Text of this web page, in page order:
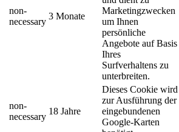
non-
necessary
3 Monate
Marketingzwecken
um Ihnen
persönliche
Angebote auf Basis
Ihres
Surfverhaltens zu
unterbreiten.
non-
necessary
18 Jahre
Dieses Cookie wird
zur Ausführung der
eingebundenen
Google-Karten